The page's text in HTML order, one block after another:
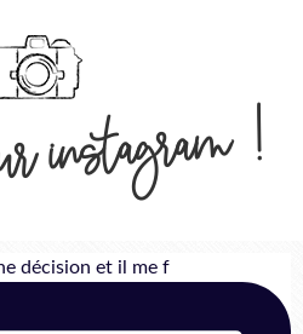
!
décision et il me f